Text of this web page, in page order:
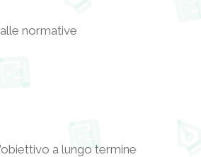
normative
a lungo termine